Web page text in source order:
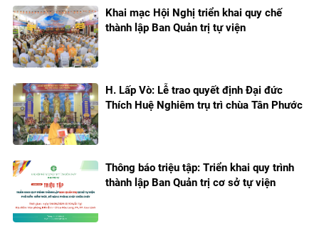
Khai mạc Hội Nghị triển khai quy chế
thành lập Ban Quản trị tự viện
H. Lấp Vò: Lễ trao quyết định Đại đức
Thích Huệ Nghiêm trụ trì chùa Tân Phước
Thông báo triệu tập: Triển khai quy trình
thành lập Ban Quản trị cơ sở tự viện